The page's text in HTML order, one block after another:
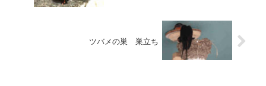
ツバメの巣 巣立ち